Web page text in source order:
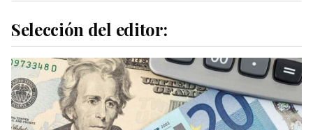
Selección del editor: